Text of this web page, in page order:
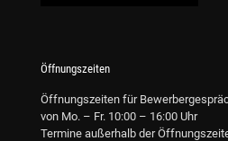
Öffnungszeiten
Öffnungszeiten für
von Mo. – Fr. 10:00 – 16:00 Uhr
Termine außerhalb der